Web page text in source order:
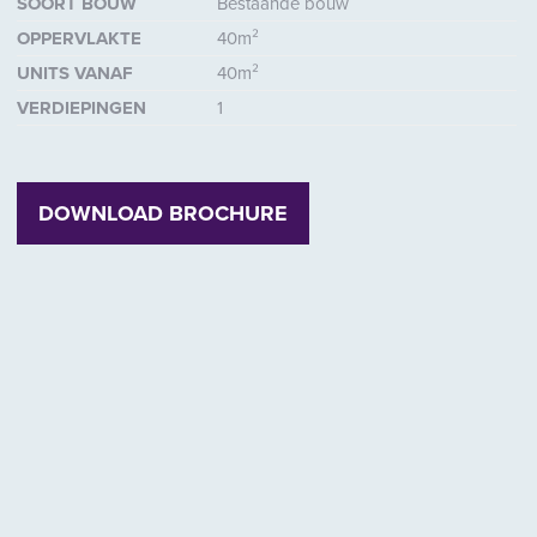
OPPERVLAKTE
40m²
UNITS VANAF
40m²
VERDIEPINGEN
1
DOWNLOAD BROCHURE